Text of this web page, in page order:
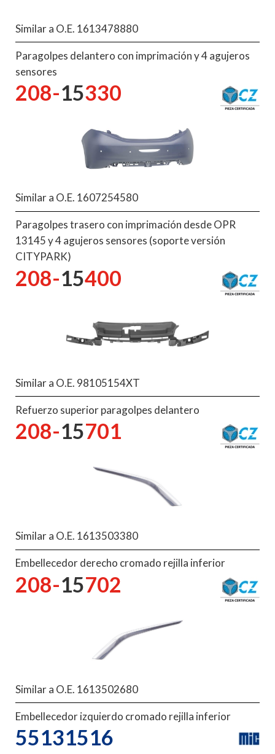
Similar a O.E. 1613478880
Paragolpes delantero con imprimación y 4 agujeros
sensores
208-15330
Similar a O.E. 1607254580
Paragolpes trasero con imprimación desde OPR
13145 y 4 agujeros sensores (soporte versión
CITYPARK)
208-15400
Similar a O.E. 98105154XT
Refuerzo superior paragolpes delantero
208-15701
Similar a O.E. 1613503380
Embellecedor derecho cromado rejilla inferior
208-15702
Similar a O.E. 1613502680
Embellecedor izquierdo cromado rejilla inferior
55131516